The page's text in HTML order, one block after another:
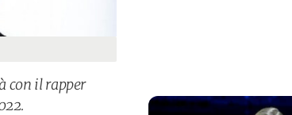
con il rapper